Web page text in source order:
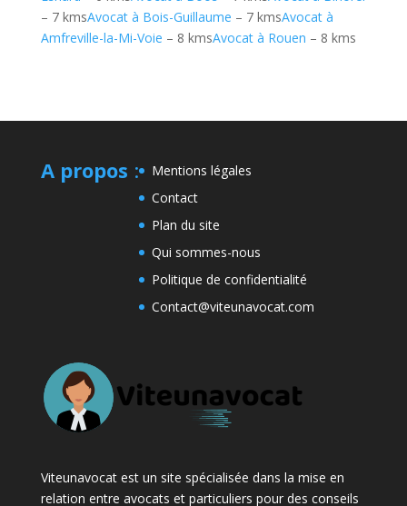
– 7 kmsAvocat à Bois-Guillaume – 7 kmsAvocat à
Amfreville-la-Mi-Voie – 8 kmsAvocat à Rouen – 8 kms
A propos :
Mentions légales
Contact
Plan du site
Qui sommes-nous
Politique de confidentialité
Contact@viteunavocat.com
Viteunavocat est un site spécialisée dans la mise en
relation entre avocats et particuliers pour des conseils